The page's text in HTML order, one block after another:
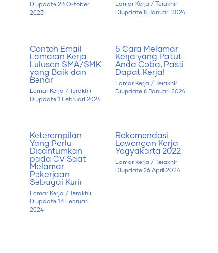
Diupdate 23 Oktober
2023
Lamar Kerja / Terakhir
Diupdate8 Januari 2024
Contoh Email
Lamaran Kerja
Lulusan SMA/SMK
yang Baik dan
Benar!
Lamar Kerja / Terakhir
Diupdate 1 Februari 2024
5 Cara Melamar
Kerja yang Patut
Anda Coba, Pasti
Dapat Kerja!
Lamar Kerja / Terakhir
Diupdate8 Januari 2024
Keterampilan
Yang Perlu
Dicantumkan
pada CV Saat
Melamar
Pekerjaan
Sebagai Kurir
Lamar Kerja / Terakhir
Diupdate 13 Februari
2024
Rekomendasi
Lowongan Kerja
Yogyakarta 2022
Lamar Kerja / Terakhir
Diupdate26 April 2024